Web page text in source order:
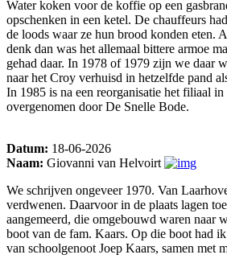
Water koken voor de koffie op een
opschenken in een ketel. De chauffeurs
de loods waar ze hun brood konden eten.
denk dan was het allemaal bittere armoe
gehad daar. In 1978 of 1979 zijn we daar
naar het Croy verhuisd in hetzelfde pand
In 1985 is na een reorganisatie het filiaal
overgenomen door De Snelle Bode.
Datum: 18-06-2026
Naam: Giovanni van Helvoirt
We schrijven ongeveer 1970. Van
verdwenen. Daarvoor in de plaats lagen
aangemeerd, die omgebouwd waren naar
boot van de fam. Kaars. Op die boot had
van schoolgenoot Joep Kaars, samen met